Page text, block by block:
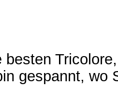
besten
gespannt, wo